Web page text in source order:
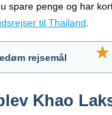
spare penge og har
til Thailand
rejsemål
Khao